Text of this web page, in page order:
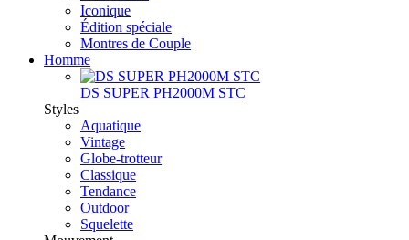
Iconique
Édition spéciale
Montres de Couple
Homme
DS SUPER PH2000M STC
Styles
Aquatique
Vintage
Globe-trotteur
Classique
Tendance
Outdoor
Squelette